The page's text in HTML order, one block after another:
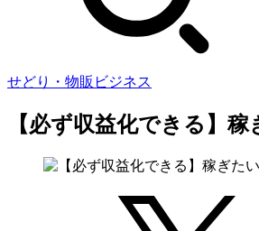
せどり・物販ビジネス
【必ず収益化できる】